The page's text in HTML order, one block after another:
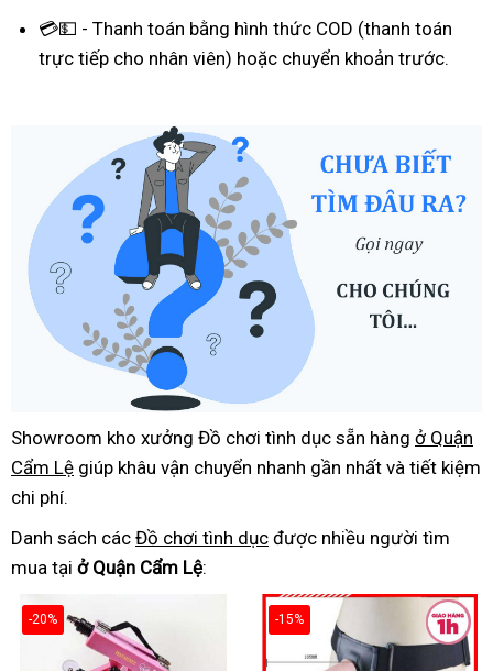
💳💵 - Thanh toán bằng hình thức COD (thanh toán
trực tiếp cho nhân viên) hoặc chuyển khoản trước.
Showroom kho xưởng Đồ chơi tình dục sẵn hàng ở Quận
Cẩm Lệ giúp khâu vận chuyển nhanh gần nhất và tiết kiệm
chi phí.
Danh sách các Đồ chơi tình dục được nhiều người tìm
mua tại ở Quận Cẩm Lệ:
-20% -15%